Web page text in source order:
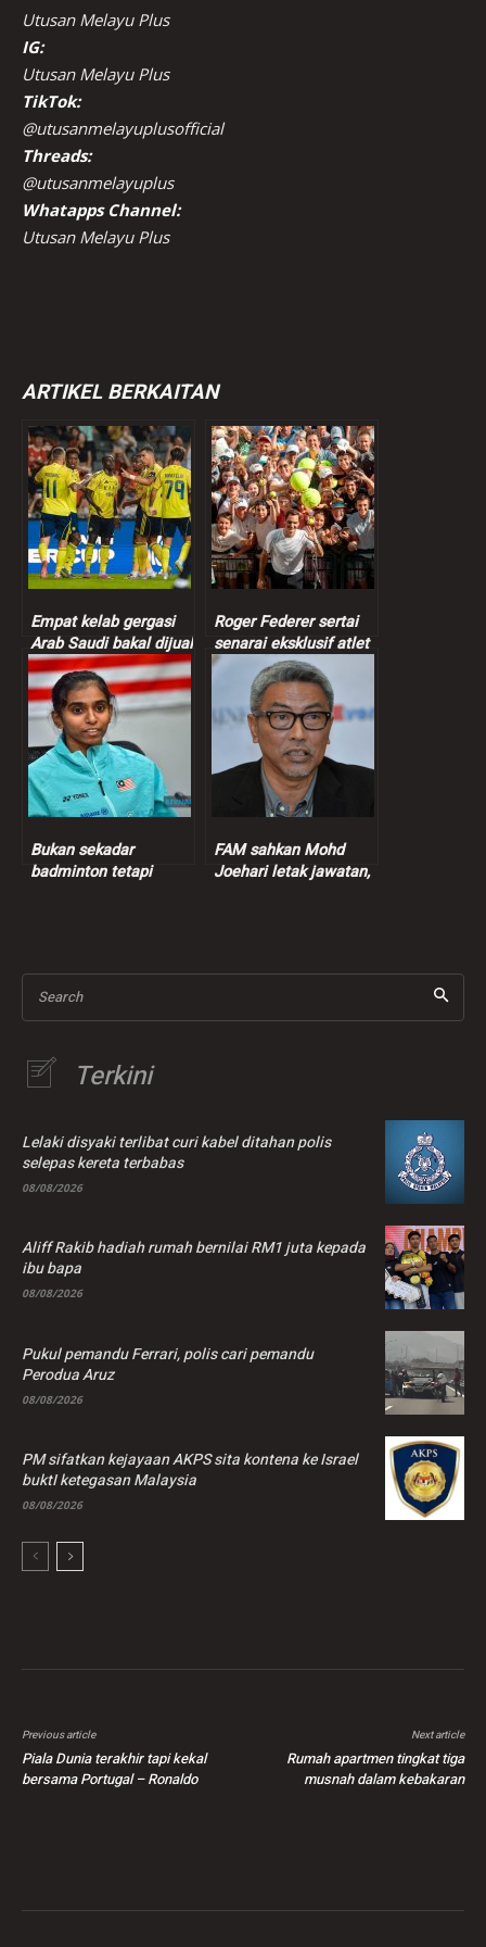
Utusan Melayu Plus
IG:
Utusan Melayu Plus
TikTok:
@utusanmelayuplusofficial
Threads:
@utusanmelayuplus
Whatapps Channel:
Utusan Melayu Plus
ARTIKEL BERKAITAN
Empat kelab gergasi
Arab Saudi bakal dijual
termasuk kelab
Ronaldo
Roger Federer sertai
senarai eksklusif atlet
bilionair, kekayaan
bersih cecah RM4.2
bilion
Bukan sekadar
badminton tetapi
FAM sahkan Mohd
Joehari letak jawatan,
Search
Terkini
Lelaki disyaki terlibat curi kabel ditahan polis
selepas kereta terbabas
08/08/2026
Aliff Rakib hadiah rumah bernilai RM1 juta kepada
ibu bapa
08/08/2026
Pukul pemandu Ferrari, polis cari pemandu
Perodua Aruz
08/08/2026
PM sifatkan kejayaan AKPS sita kontena ke Israel
buktI ketegasan Malaysia
08/08/2026
Previous article
Piala Dunia terakhir tapi kekal
bersama Portugal – Ronaldo
Next article
Rumah apartmen tingkat tiga
musnah dalam kebakaran